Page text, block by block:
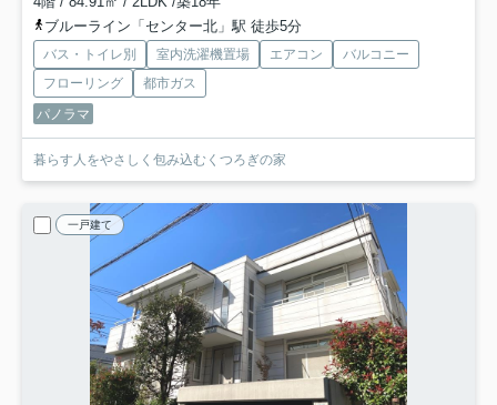
ブルーライン「センター北」駅 徒歩5分
バス・トイレ別 室内洗濯機置場 エアコン
バルコニー
フローリング
都市ガス
パノラマ
暮らす人をやさしく包み込むくつろぎの家
一戸建て